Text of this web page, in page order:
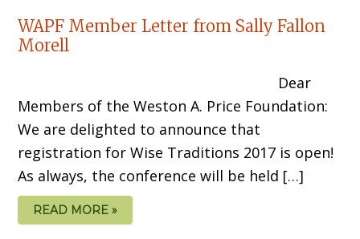
WAPF Member Letter from Sally Fallon
Morell
Dear
Members of the Weston A. Price Foundation:
We are delighted to announce that
registration for Wise Traditions 2017 is open!
As always, the conference will be held […]
READ MORE »